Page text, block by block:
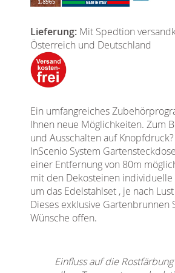
Lieferung: Mit Spedtion
Österreich und Deutschland
Ein umfangreiches
Ihnen neue Möglichkeiten. Zum
und Ausschalten auf
InScenio System
einer Entfernung von 80m
mit den Dekosteinen individuelle
um das Edelstahlset , je nach
Dieses exklusive Gartenbrunnen
Wünsche offen.
Einfluss auf die